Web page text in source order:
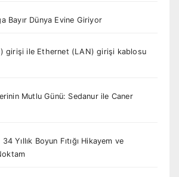
Bayır Dünya Evine Giriyor
girişi ile Ethernet (LAN) girişi kablosu
Mutlu Günü: Sedanur ile Caner
Yıllık Boyun Fıtığı Hikayem ve